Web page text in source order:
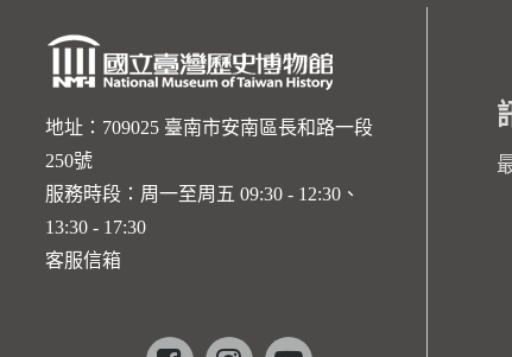
地址：709025 臺南市安南區長和路一段
250號
服務時段：周一至周五 09:30 - 12:30、
13:30 - 17:30
客服信箱
Facebookinstagramyoutube